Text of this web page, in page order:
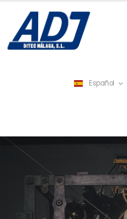
Español